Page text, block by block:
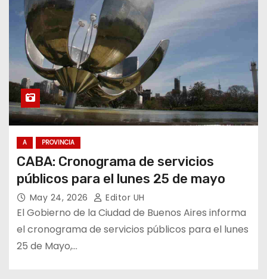
A PROVINCIA
CABA: Cronograma de servicios
públicos para el lunes 25 de mayo
May 24, 2026 Editor UH
El Gobierno de la Ciudad de Buenos Aires informa
el cronograma de servicios públicos para el lunes
25 de Mayo,…